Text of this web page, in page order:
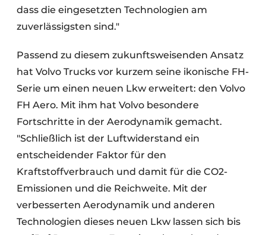
dass die eingesetzten Technologien am
zuverlässigsten sind."
Passend zu diesem zukunftsweisenden Ansatz
hat Volvo Trucks vor kurzem seine ikonische FH-
Serie um einen neuen Lkw erweitert: den Volvo
FH Aero. Mit ihm hat Volvo besondere
Fortschritte in der Aerodynamik gemacht.
"Schließlich ist der Luftwiderstand ein
entscheidender Faktor für den
Kraftstoffverbrauch und damit für die CO2-
Emissionen und die Reichweite. Mit der
verbesserten Aerodynamik und anderen
Technologien dieses neuen Lkw lassen sich bis